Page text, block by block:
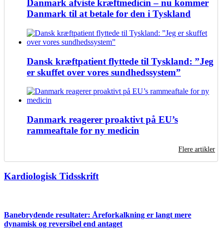
Danmark afviste kræftmedicin – nu kommer
Danmark til at betale for den i Tyskland
Dansk kræftpatient flyttede til Tyskland: ”Jeg
er skuffet over vores sundhedssystem”
Danmark reagerer proaktivt på EU’s
rammeaftale for ny medicin
Flere artikler
Kardiologisk Tidsskrift
Banebrydende resultater: Åreforkalkning er langt mere
dynamisk og reversibel end antaget